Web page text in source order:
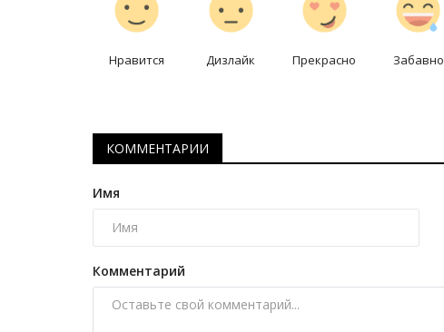
Нравится Дизлайк Прекрасно Забавно
КОММЕНТАРИИ
Имя
КомментарийГражданскую безопасность
Павлодарского региона показали...